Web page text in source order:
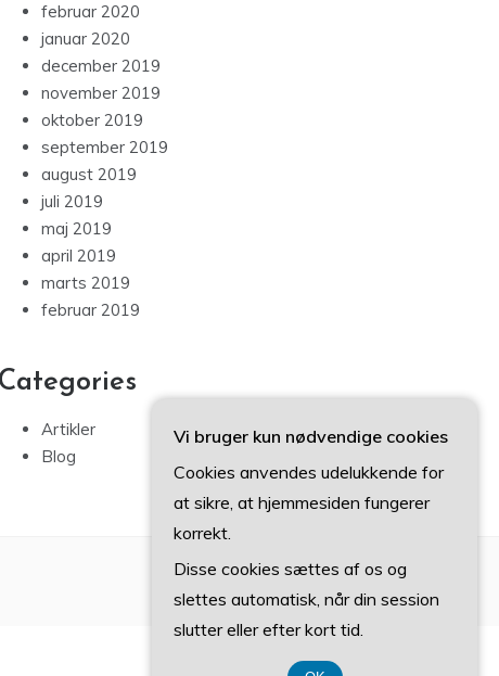
februar 2020
januar 2020
december 2019
november 2019
oktober 2019
september 2019
august 2019
juli 2019
maj 2019
april 2019
marts 2019
februar 2019
Categories
Artikler
Blog
Vi bruger kun nødvendige cookies
Cookies anvendes udelukkende for
at sikre, at hjemmesiden fungerer
korrekt.
Disse cookies sættes af os og
slettes automatisk, når din session
slutter eller efter kort tid.